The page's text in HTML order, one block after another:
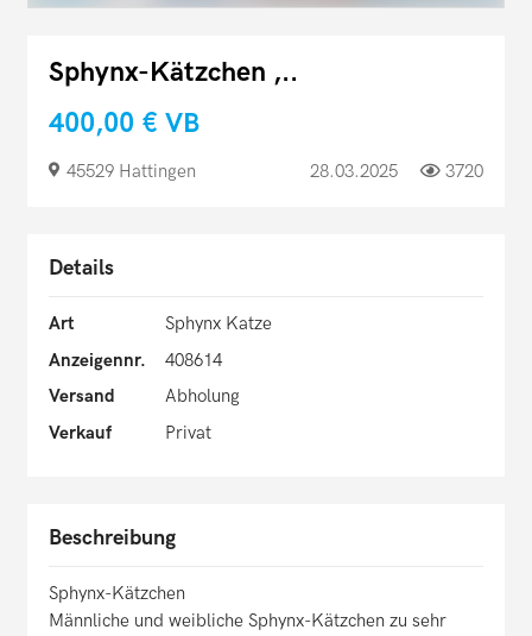
Sphynx-Kätzchen ,..
400,00 € VB
45529 Hattingen 28.03.2025 3720
Details
Art
Sphynx Katze
Anzeigennr.
408614
Versand
Abholung
Verkauf
Privat
Beschreibung
Sphynx-Kätzchen
Männliche und weibliche Sphynx-Kätzchen zu sehr